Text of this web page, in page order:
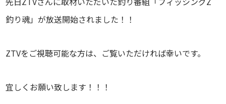
釣り魂」が放送開始されました！！
ZTVをご視聴可能な方は、ご覧いただければ幸いです。
宜しくお願い致します！！！